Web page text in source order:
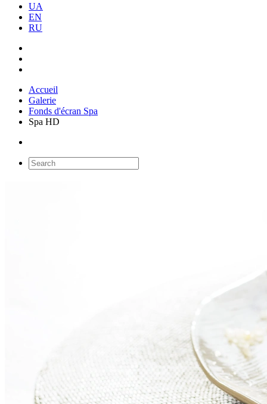
UA
EN
RU
Accueil
Galerie
Fonds d'écran Spa
Spa HD